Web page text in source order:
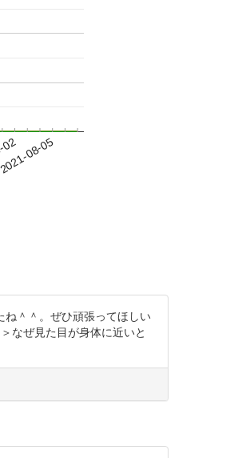
08-05
＾＾。ぜひ頑張ってほしい
なぜ見た目が身体に近いと